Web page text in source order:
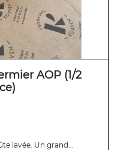
AOP (1/2
lavée. Un grand...